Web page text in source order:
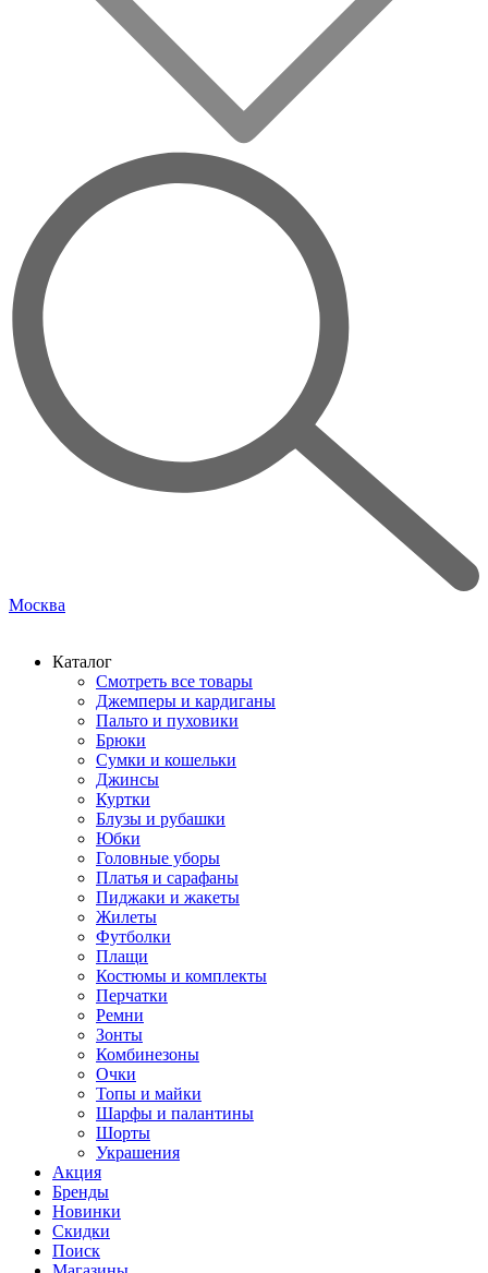
Москва
Каталог
Смотреть все товары
Джемперы и кардиганы
Пальто и пуховики
Брюки
Сумки и кошельки
Джинсы
Куртки
Блузы и рубашки
Юбки
Головные уборы
Платья и сарафаны
Пиджаки и жакеты
Жилеты
Футболки
Плащи
Костюмы и комплекты
Перчатки
Ремни
Зонты
Комбинезоны
Очки
Топы и майки
Шарфы и палантины
Шорты
Украшения
Акция
Бренды
Новинки
Скидки
Поиск